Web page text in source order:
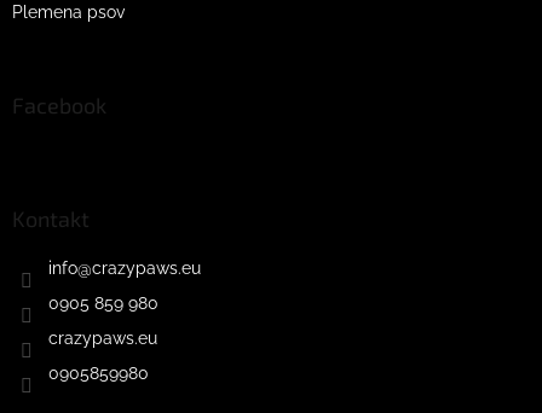
Plemena psov
Facebook
Kontakt
info@crazypaws.eu
0905 859 980
crazypaws.eu
0905859980